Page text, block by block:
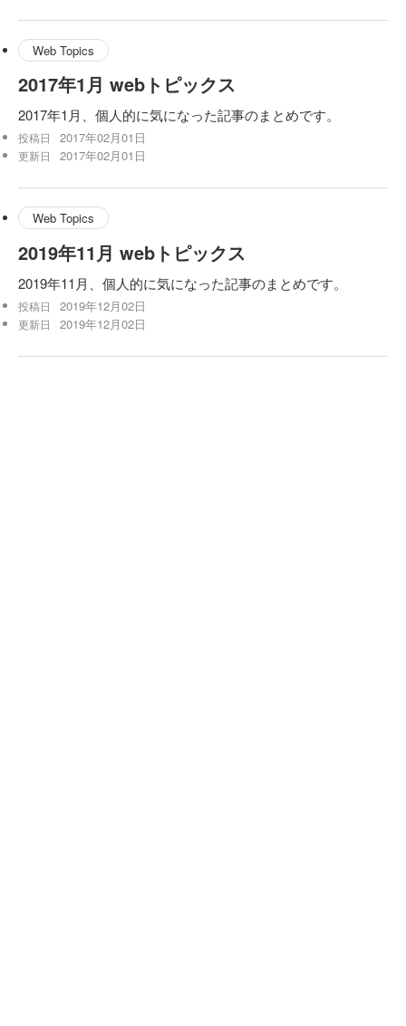
Web Topics
2017年1月 webトピックス
2017年1月、個人的に気になった記事のまとめです。
投稿日 2017年02月01日
更新日 2017年02月01日
Web Topics
2019年11月 webトピックス
2019年11月、個人的に気になった記事のまとめです。
投稿日 2019年12月02日
更新日 2019年12月02日